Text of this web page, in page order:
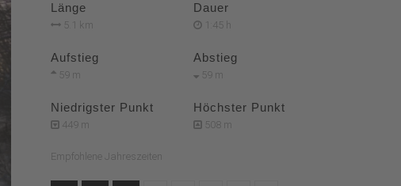
Länge
5.1 km
Dauer
1:45 h
Aufstieg
59 m
Abstieg
59 m
Niedrigster Punkt
449 m
Höchster Punkt
508 m
Empfohlene Jahreszeiten